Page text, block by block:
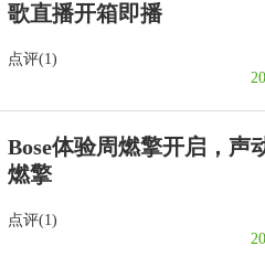
歌直播开箱即播
点评(1)
Bose体验周燃擎开启，
燃擎
点评(1)